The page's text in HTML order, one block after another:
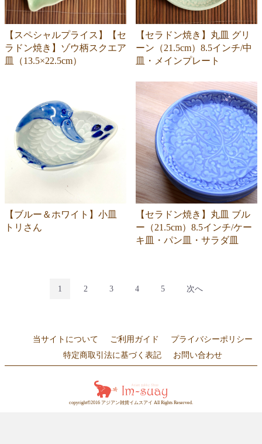
【スペシャルプライス】【セ
ラドン焼き】ゾウ柄スクエア
皿（13.5×22.5cm）
【セラドン焼き】丸皿 グリ
ーン（21.5cm）8.5インチ/中
皿・メインプレート
【ブルー＆ホワイト】小皿
トリさん
【セラドン焼き】丸皿 ブル
ー（21.5cm）8.5インチ/ケー
キ皿・パン皿・サラダ皿
1 2 3 4 5 次へ
当サイトについて ご利用ガイド
プライバシーポリシー
特定商取引法に基づく表記
お問い合わせ
copyright©2016 アジアン雑貨イムスアイ All Rights Reserved.